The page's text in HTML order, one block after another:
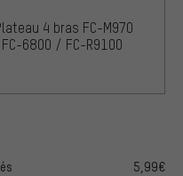
4 bras FC-M970
6800 / FC-R9100
5,99€